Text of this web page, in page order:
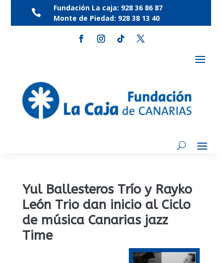
 Fundación La caja: 928 36 86 87
Monte de Piedad: 928 38 13 40
Yul Ballesteros Trío y Rayko
León Trio dan inicio al Ciclo
de música Canarias jazz
Time